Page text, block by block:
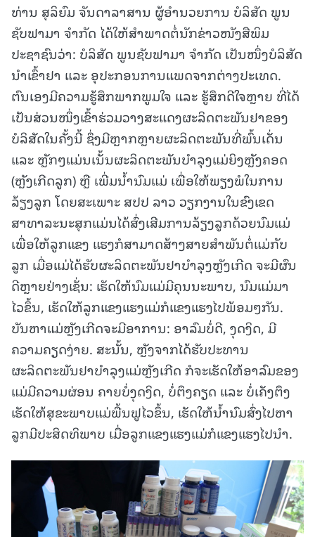
ທ່ານ ສຸລິຍົມ ຈັນດາລາສານ ຜູ້ອຳນວຍການ ບໍລິສັດ ພູນ
ຊັບຟາມາ ຈຳກັດ ໄດ້ໃຫ້ສໍາພາດຕໍ່ນັກຂ່າວໜັງສືພິມ
ປະຊາຊົນວ່າ: ບໍລິສັດ ພູນຊັບຟາມາ ຈຳກັດ ເປັນໜຶ່ງບໍລິສັດ
ນໍາເຂົ້າຢາ ແລະ ອຸປະກອນການແພດຈາກຕ່າງປະເທດ.
ຕົນເອງມີຄວາມຮູ້ສຶກພາກພູມໃຈ ແລະ ຮູ້ສຶກດີໃຈຫຼາຍ ທີ່ໄດ້
ເປັນສ່ວນໜຶ່ງເຂົ້າຮ່ວມວາງສະແດງຜະລິດຕະພັນຢາຂອງ
ບໍລິສັດໃນຄັ້ງນີ້ ຊຶ່ງມີຫຼາກຫຼາຍຜະລິດຕະພັນທີ່ພົ້ນເດັ່ນ
ແລະ ຫຼັກໆແມ່ນເນັ້ນຜະລິດຕະພັນບໍາລຸງແມ່ຍິງຫຼັງຄອດ
(ຫຼັງເກີດລູກ) ຫຼື ເພີ່ມນໍ້ານົມແມ່ ເພື່ອໃຫ້ພຽງພໍໃນການ
ລ້ຽງລູກ ໂດຍສະເພາະ ສປປ ລາວ ວຽກງານໃນຂົງເຂດ
ສາທາລະນະສຸກແມ່ນໄດ້ສົ່ງເສີມການລ້ຽງລູກດ້ວຍນົມແມ່
ເພື່ອໃຫ້ລູກແຂງ ແຮງກໍສາມາດສ້າງສາຍສໍາພັນຕໍ່ແມ່ກັບ
ລູກ ເມື່ອແມ່ໄດ້ຮັບຜະລິດຕະພັນຢາບໍາລຸງຫຼັງເກີດ ຈະມີຜົນ
ດີຫຼາຍຢ່າງເຊັ່ນ: ເຮັດໃຫ້ນົມແມ່ມີຄຸນນະພາບ, ນົມແມ່ມາ
ໄວຂຶ້ນ, ເຮັດໃຫ້ລູກແຂງແຮງແມ່ກໍແຂງແຮງໄປພ້ອມໆກັນ.
ບັນຫາແມ່ຫຼັງເກີດຈະມີອາການ: ອາລົມບໍ່ດີ, ງຸດງິດ, ມີ
ຄວາມຄຽດງ່າຍ. ສະນັ້ນ, ຫຼັງຈາກໄດ້ຮັບປະທານ
ຜະລິດຕະພັນຢາບໍາລຸງແມ່ຫຼັງເກີດ ກໍຈະເຮັດໃຫ້ອາລົມຂອງ
ແມ່ມີຄວາມຜ່ອນ ຄາຍບໍ່ງຸດງິດ, ບໍ່ຕຶງຄຽດ ແລະ ບໍ່ເຄັງຕຶງ
ເຮັດໃຫ້ສຸຂະພາບແມ່ພື້ນຟູໄວຂຶ້ນ, ເຮັດໃຫ້ນໍ້ານົມສົ່ງໄປຫາ
ລູກມີປະສິດທິພາບ ເມື່ອລູກແຂງແຮງແມ່ກໍແຂງແຮງໄປນໍາ.